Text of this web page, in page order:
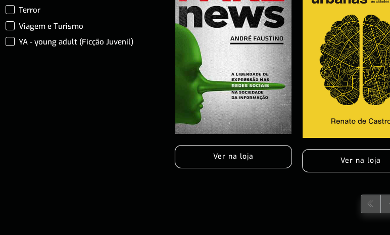
Terror
Viagem e Turismo
YA - young adult (Ficção Juvenil)
Ver na loja Ver na loja